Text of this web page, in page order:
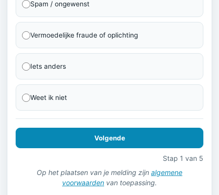
Spam / ongewenst
Vermoedelijke fraude of oplichting
Iets anders
Weet ik niet
Volgende
Stap 1 van 5
Op het plaatsen van je melding zijn algemene
voorwaarden van toepassing.